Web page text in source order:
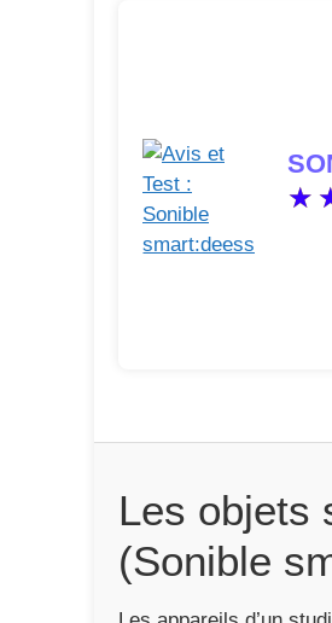
Les objets
(Sonible